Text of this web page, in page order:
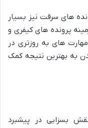
های سرقت نیز بسیار
پرونده های کیفری و
های به روزتری در
به بهترین نتیجه کمک
بسزایی در پیشبرد